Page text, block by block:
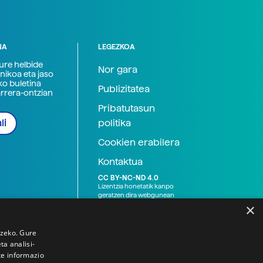
helbide
eta jaso
buletina
ontzian
LEGEZKOA
Nor gara
Publizitatea
Pribatutasun
politika
Cookien erabilera
Kontaktua
CC BY-NC-ND 4.0
Lizentzia honetatik kanpo
geratzen dira webgunean
×
Gure
analisi-
informazio